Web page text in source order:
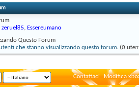
zeruel85, Essereumano
Questo Forum
che stanno visualizzando questo forum. (0
Contattaci Modifica